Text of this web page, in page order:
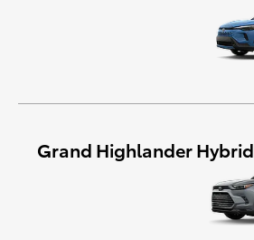
Grand Highlander Hybrid